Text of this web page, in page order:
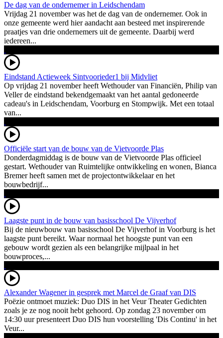
De dag van de ondernemer in Leidschendam
Vrijdag 21 november was het de dag van de ondernemer. Ook in
onze gemeente werd hier aandacht aan besteed met inspirerende
praatjes van drie ondernemers uit de gemeente. Daarbij werd
iedereen...
Eindstand Actieweek Sintvoorieder1 bij Midvliet
Op vrijdag 21 november heeft Wethouder van Financiën, Philip van
Veller de eindstand bekendgemaakt van het aantal gedoneerde
cadeau's in Leidschendam, Voorburg en Stompwijk. Met een totaal
van...
Officiële start van de bouw van de Vietvoorde Plas
Donderdagmiddag is de bouw van de Vietvoorde Plas officieel
gestart. Wethouder van Ruimtelijke ontwikkeling en wonen, Bianca
Bremer heeft samen met de projectontwikkelaar en het
bouwbedrijf...
Laagste punt in de bouw van basisschool De Vijverhof
Bij de nieuwbouw van basisschool De Vijverhof in Voorburg is het
laagste punt bereikt. Waar normaal het hoogste punt van een
gebouw wordt gezien als een belangrijke mijlpaal in het
bouwproces,...
Alexander Wagener in gesprek met Marcel de Graaf van DIS
Poëzie ontmoet muziek: Duo DIS in het Veur Theater Gedichten
zoals je ze nog nooit hebt gehoord. Op zondag 23 november om
14:30 uur presenteert Duo DIS hun voorstelling 'Dis Continu' in het
Veur...